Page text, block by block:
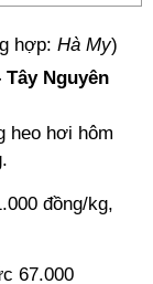
hợp: Hà My)
Nguyên
heo hơi hôm
đồng/kg,
67.000